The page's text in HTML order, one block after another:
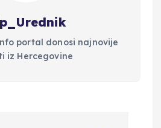
portal donosi najnovije
iz Hercegovine